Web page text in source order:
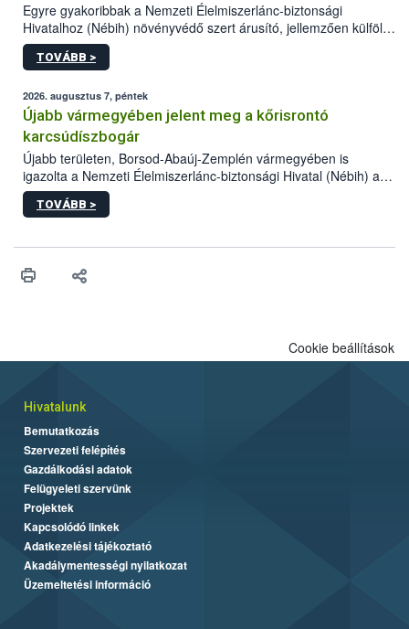
Egyre gyakoribbak a Nemzeti Élelmiszerlánc-biztonsági
Hivatalhoz (Nébih) növényvédő szert árusító, jellemzően külföldi
honlapok kapcsán érkező bejelentések. Emellett az ilyen
termékeket kínáló kéretlen online reklámok mennyisége is
összegyűjtötte az illegális növényvédő szerek kapcsán
előforduló árulkodó jeleket, valamint a webáruházakból való
vásárlás kockázatait.
TOVÁBB >
2026. augusztus 7, péntek
Újabb vármegyében jelent meg a kőrisrontó
karcsúdíszbogár
Újabb területen, Borsod-Abaúj-Zemplén vármegyében is
igazolta a Nemzeti Élelmiszerlánc-biztonsági Hivatal (Nébih) a
kőrisrontó karcsúdíszbogár (Agrilus planipennis) jelenlétét. A
kártevőt nem csak színcsapdában találták meg, de már fertőzött
az intenzív felderítést, emellett az intézkedéseket a szlovák
TOVÁBB >
Cookie beállítások
Hivatalunk
Bemutatkozás
Szervezeti felépítés
Gazdálkodási adatok
Felügyeleti szervünk
Projektek
Kapcsolódó linkek
Adatkezelési tájékoztató
Akadálymentességi nyilatkozat
Üzemeltetési információ